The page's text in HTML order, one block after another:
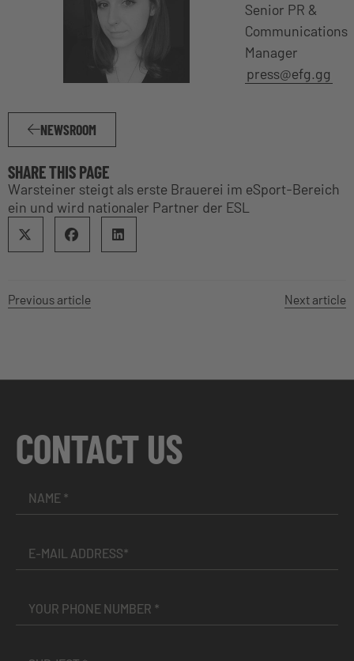
Senior PR &
Communications
Manager
press@efg.gg
NEWSROOM
SHARE THIS PAGE
Warsteiner steigt als erste Brauerei im eSport-Bereich
ein und wird nationaler Partner der ESL
Previous article Next article
CONTACT US